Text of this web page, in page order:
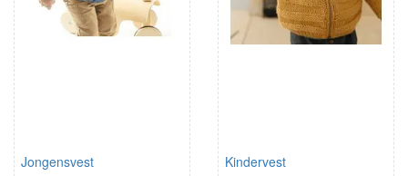
Jongensvest Kindervest